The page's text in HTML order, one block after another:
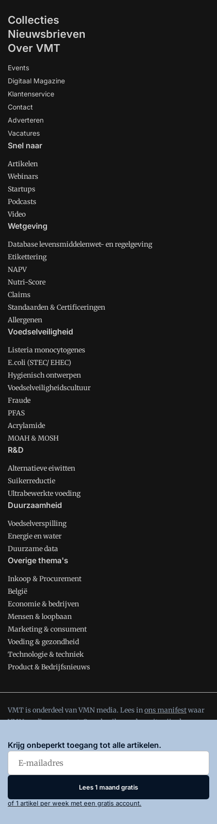
Collecties
Nieuwsbrieven
Over VMT
Events
Digitaal Magazine
Klantenservice
Contact
Adverteren
Vacatures
Snel naar
Artikelen
Webinars
Startups
Podcasts
Video
Wetgeving
Database levensmiddelenwet- en regelgeving
Etikettering
NAPV
Nutri-Score
Claims
Standaarden & Certificeringen
Allergenen
Voedselveiligheid
Listeria monocytogenes
E.coli (STEC/ EHEC)
Hygienisch ontwerpen
Voedselveiligheidscultuur
Fraude
PFAS
Acrylamide
MOAH & MOSH
R&D
Alternatieve eiwitten
Suikerreductie
Ultrabewerkte voeding
Duurzaamheid
Voedselverspilling
Energie en water
Duurzame data
Overige thema's
Inkoop & Procurement
België
Economie & bedrijven
Mensen & loopbaan
Marketing & consument
Voeding & gezondheid
Technologie & techniek
Product & Bedrijfsnieuws
VMT is onderdeel van VMN media. Lees inons manifestwaar
VMN media voor staat. Op gebruik van deze site zijn de
enPrivacy en Cookie beleid|Privacy instellingen
Krijg onbeperkt toegang tot alle artikelen.
Lees 1 maand gratis
of 1 artikel per week met een gratis account.